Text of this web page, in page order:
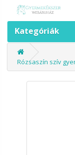
Kategóriák
Rózsaszín szív